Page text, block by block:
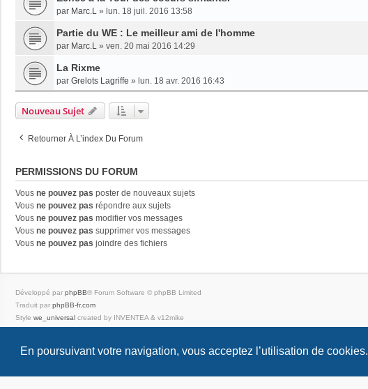
En poursuivant votre navigation, vous acceptez l’utilisation de cookies.
par Marc.L » lun. 18 juil. 2016 13:58
Partie du WE : Le meilleur ami de l'homme
par Marc.L » ven. 20 mai 2016 14:29
La Rixme
par Grelots Lagriffe » lun. 18 avr. 2016 16:43
Nouveau Sujet
Retourner À L’index Du Forum
PERMISSIONS DU FORUM
Vous ne pouvez pas poster de nouveaux sujets
Vous ne pouvez pas répondre aux sujets
Vous ne pouvez pas modifier vos messages
Vous ne pouvez pas supprimer vos messages
Vous ne pouvez pas joindre des fichiers
Développé par phpBB® Forum Software © phpBB Limited
Traduit par phpBB-fr.com
Style we_universal created by INVENTEA & v12mike